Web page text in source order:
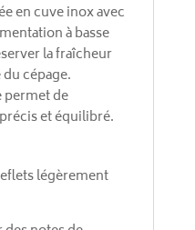
en cuve inox avec
à basse
la fraîcheur
cépage.
permet de
et équilibré.
légèrement